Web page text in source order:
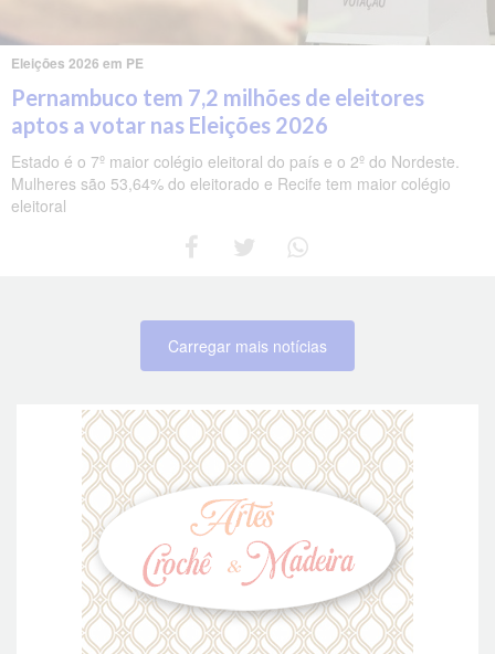
Eleições 2026 em PE
Pernambuco tem 7,2 milhões de eleitores
aptos a votar nas Eleições 2026
Estado é o 7º maior colégio eleitoral do país e o 2º do Nordeste.
Mulheres são 53,64% do eleitorado e Recife tem maior colégio
eleitoral
Carregar mais notícias